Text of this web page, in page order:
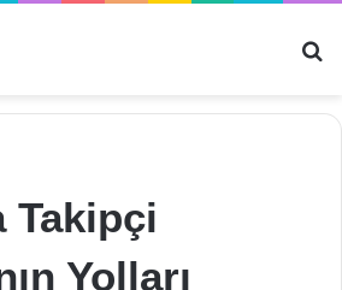
Takipçi
Yolları